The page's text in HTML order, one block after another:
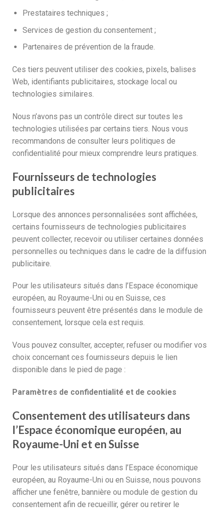
Prestataires techniques ;
Services de gestion du consentement ;
Partenaires de prévention de la fraude.
Ces tiers peuvent utiliser des cookies, pixels, balises
Web, identifiants publicitaires, stockage local ou
technologies similaires.
Nous n’avons pas un contrôle direct sur toutes les
technologies utilisées par certains tiers. Nous vous
recommandons de consulter leurs politiques de
confidentialité pour mieux comprendre leurs pratiques.
Fournisseurs de technologies
publicitaires
Lorsque des annonces personnalisées sont affichées,
certains fournisseurs de technologies publicitaires
peuvent collecter, recevoir ou utiliser certaines données
personnelles ou techniques dans le cadre de la diffusion
publicitaire.
Pour les utilisateurs situés dans l’Espace économique
européen, au Royaume-Uni ou en Suisse, ces
fournisseurs peuvent être présentés dans le module de
consentement, lorsque cela est requis.
Vous pouvez consulter, accepter, refuser ou modifier vos
choix concernant ces fournisseurs depuis le lien
disponible dans le pied de page :
Paramètres de confidentialité et de cookies
Consentement des utilisateurs dans
l’Espace économique européen, au
Royaume-Uni et en Suisse
Pour les utilisateurs situés dans l’Espace économique
européen, au Royaume-Uni ou en Suisse, nous pouvons
afficher une fenêtre, bannière ou module de gestion du
consentement afin de recueillir, gérer ou retirer le